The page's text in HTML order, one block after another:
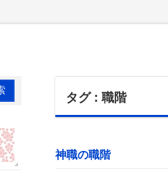
タグ : 職階
神職の職階